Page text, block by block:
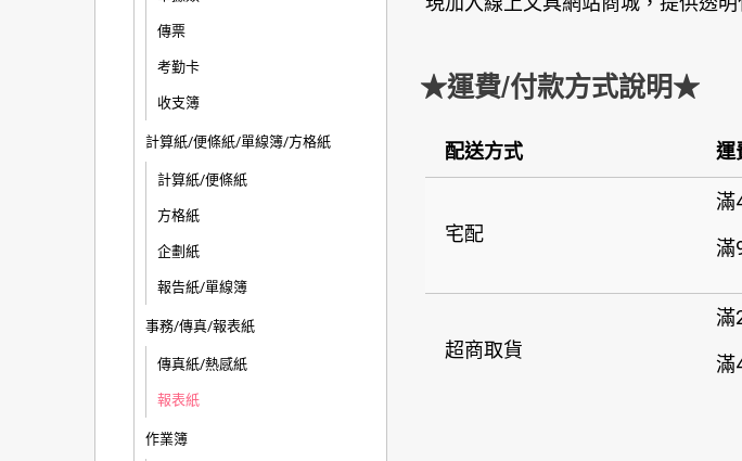
傳票
考勤卡
收支簿
計算紙/便條紙/單線簿/方格紙
計算紙/便條紙
方格紙
企劃紙
報告紙/單線簿
事務/傳真/報表紙
傳真紙/熱感紙
報表紙
作業簿
★運費/付款方式說明★
配送方式 運
宅配
滿
滿
超商取貨
滿
滿